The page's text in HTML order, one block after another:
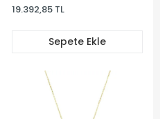
19.392,85 TL
Sepete Ekle